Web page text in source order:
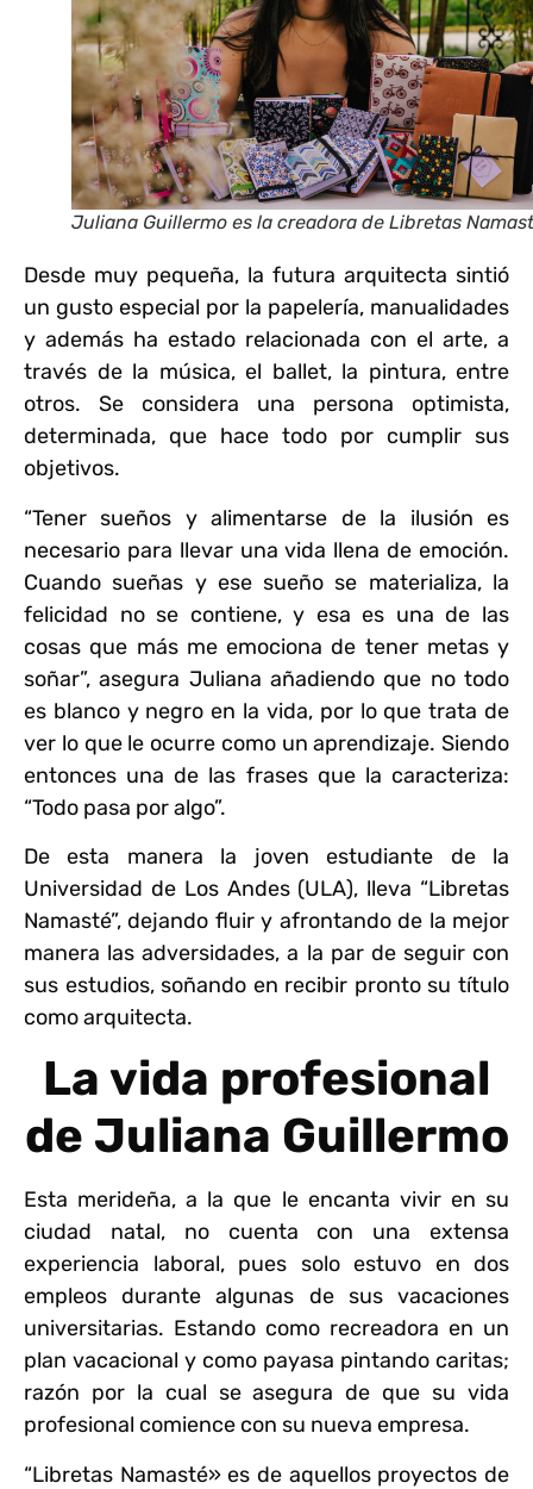
Juliana Guillermo es la creadora de Libretas
Desde muy pequeña, la futura arquitecta sintió
un gusto especial por la papelería, manualidades
y además ha estado relacionada con el arte, a
través de la música, el ballet, la pintura, entre
otros. Se considera una persona optimista,
determinada, que hace todo por cumplir sus
objetivos.
“Tener sueños y alimentarse de la ilusión es
necesario para llevar una vida llena de emoción.
Cuando sueñas y ese sueño se materializa, la
felicidad no se contiene, y esa es una de las
cosas que más me emociona de tener metas y
soñar”, asegura Juliana añadiendo que no todo
es blanco y negro en la vida, por lo que trata de
ver lo que le ocurre como un aprendizaje. Siendo
entonces una de las frases que la caracteriza:
“Todo pasa por algo”.
De esta manera la joven estudiante de la
Universidad de Los Andes (ULA), lleva “Libretas
Namasté”, dejando fluir y afrontando de la mejor
manera las adversidades, a la par de seguir con
sus estudios, soñando en recibir pronto su título
como arquitecta.
La vida profesional
de Juliana Guillermo
Esta merideña, a la que le encanta vivir en su
ciudad natal, no cuenta con una extensa
experiencia laboral, pues solo estuvo en dos
empleos durante algunas de sus vacaciones
universitarias. Estando como recreadora en un
plan vacacional y como payasa pintando caritas;
razón por la cual se asegura de que su vida
profesional comience con su nueva empresa.
“Libretas Namasté» es de aquellos proyectos de